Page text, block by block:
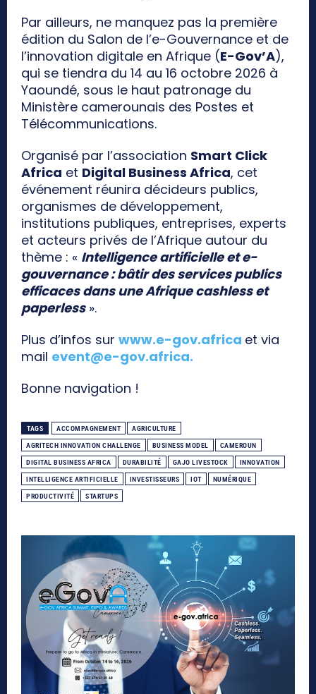
Par ailleurs, ne manquez pas la première
édition du Salon de l’e-Gouvernance et de
l’innovation digitale en Afrique (E-Gov’A),
qui se tiendra du 14 au 16 octobre 2026 à
Yaoundé, sous le haut patronage du
Ministère camerounais des Postes et
Télécommunications.
Organisé par l’association Smart Click
Africa et Digital Business Africa, cet
événement réunira décideurs publics,
organismes de développement,
institutions publiques, entreprises, experts
et acteurs privés de l’Afrique autour du
thème : « Intelligence artificielle et e-
gouvernance : bâtir des services publics
efficaces dans une Afrique cashless et
paperless».
Plus d’infos sur www.e-gov.africa et via
mail event@e-gov.africa.
Bonne navigation !
TAGS ACCOMPAGNEMENT AGRICULTURE
AGRITECH INNOVATION CHALLENGE BUSINESS MODEL CAMEROUN
DIGITAL BUSINESS AFRICA DURABILITÉ GAJO LIVESTOCK INNOVATION
INTELLIGENCE ARTIFICIELLE INVESTISSEURS IOT NUMÉRIQUE
PRODUCTIVITÉ STARTUPS